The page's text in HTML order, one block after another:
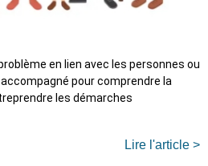
en lien avec les personnes ou
pour comprendre la
les démarches
Lire l'article >